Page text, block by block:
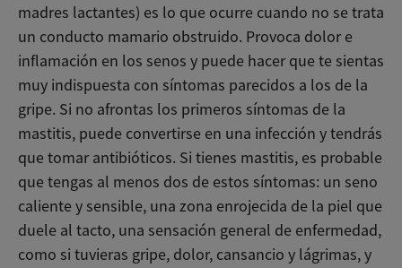
madres lactantes) es lo que ocurre cuando no se trata
un conducto mamario obstruido. Provoca dolor e
inflamación en los senos y puede hacer que te sientas
muy indispuesta con síntomas parecidos a los de la
gripe. Si no afrontas los primeros síntomas de la
mastitis, puede convertirse en una infección y tendrás
que tomar antibióticos. Si tienes mastitis, es probable
que tengas al menos dos de estos síntomas: un seno
caliente y sensible, una zona enrojecida de la piel que
duele al tacto, una sensación general de enfermedad,
como si tuvieras gripe, dolor, cansancio y lágrimas, y